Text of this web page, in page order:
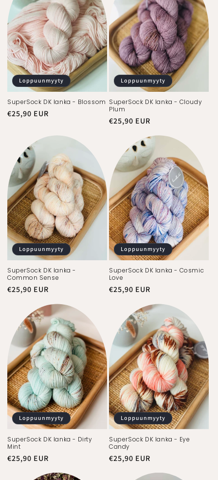
Loppuunmyyty
SuperSock DK lanka - Blossom
Normaalihinta
€25,90 EUR
Loppuunmyyty
SuperSock DK lanka - Cloudy
Plum
Normaalihinta
€25,90 EUR
Loppuunmyyty
SuperSock DK lanka -
Common Sense
Normaalihinta
€25,90 EUR
Loppuunmyyty
SuperSock DK lanka - Cosmic
Love
Normaalihinta
€25,90 EUR
Loppuunmyyty
SuperSock DK lanka - Dirty
Mint
Normaalihinta
€25,90 EUR
Loppuunmyyty
SuperSock DK lanka - Eye
Candy
Normaalihinta
€25,90 EUR